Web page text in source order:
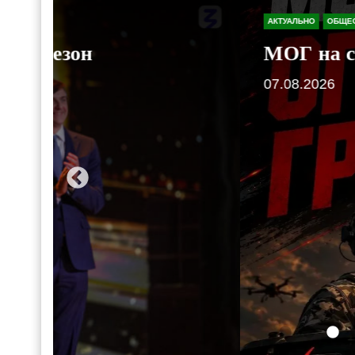
МОГ на страже государства
07.08.2026